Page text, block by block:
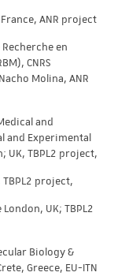
France, ANR project
en
CNRS
Molina, ANR
and
and Experimental
TBPL2 project,
project,
UK; TBPL2
Biology &
Greece, EU-ITN